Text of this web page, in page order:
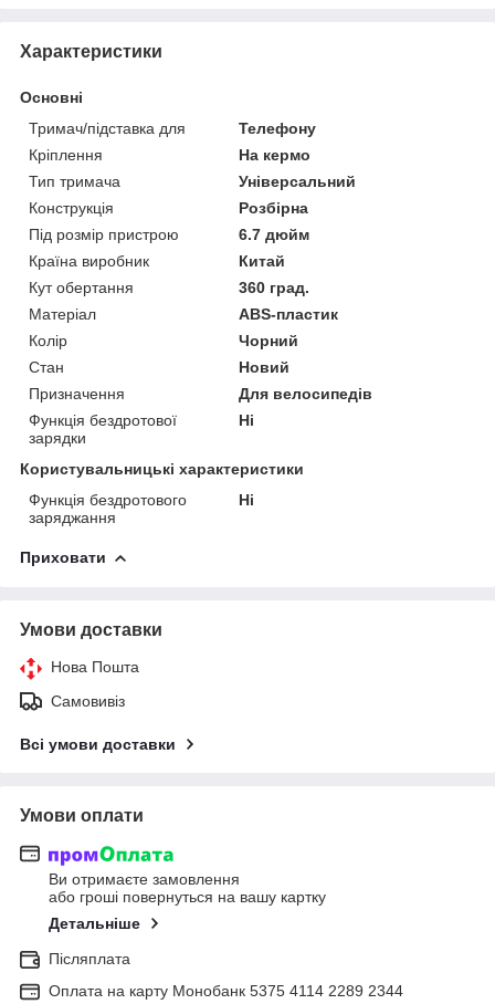
Характеристики
Основні
Тримач/підставка для
Телефону
Кріплення
На кермо
Тип тримача
Універсальний
Конструкція
Розбірна
Під розмір пристрою
6.7 дюйм
Країна виробник
Китай
Кут обертання
360 град.
Матеріал
ABS-пластик
Колір
Чорний
Стан
Новий
Призначення
Для велосипедів
Функція бездротової
зарядки
Ні
Користувальницькі характеристики
Функція бездротового
заряджання
Ні
Приховати
Умови доставки
Нова Пошта
Самовивіз
Всі умови доставки
Умови оплати
Ви отримаєте замовлення
або гроші повернуться на вашу картку
Детальніше
Післяплата
Оплата на карту Монобанк 5375 4114 2289 2344